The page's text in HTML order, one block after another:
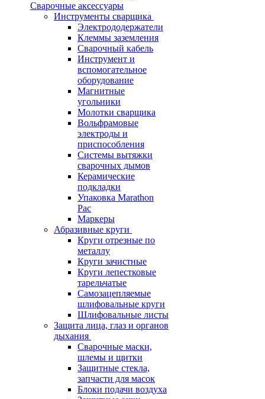
Сварочные аксессуары
Инструменты сварщика
Электрододержатели
Клеммы заземления
Сварочный кабель
Инструмент и
вспомогательное
оборудование
Магнитные
угольники
Молотки сварщика
Вольфрамовые
электроды и
приспособления
Системы вытяжки
сварочных дымов
Керамические
подкладки
Упаковка Marathon
Pac
Маркеры
Абразивные круги
Круги отрезные по
металлу
Круги зачистные
Круги лепестковые
тарельчатые
Самозацепляемые
шлифовальные круги
Шлифовальные листы
Защита лица, глаз и органов
дыхания
Сварочные маски,
шлемы и щитки
Защитные стекла,
запчасти для масок
Блоки подачи воздуха